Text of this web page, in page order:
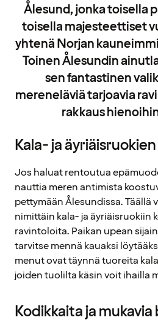
Ålesund, jonka toisella
toisella majesteettiset
yhtenä Norjan
Toinen Ålesundin
sen fantastinen
mereneläviä tarjoavia
rakkaus
Kala- ja
Jos haluat rentoutua
nauttia meren antimista
pettymään Ålesundissa. Täällä
nimittäin kala- ja äyriäisruokiin
ravintoloita. Paikan upean
tarvitse mennä kauaksi
menut ovat täynnä tuoreita
joiden tuolilta käsin voit ihailla
Kodikkaita ja mukavia